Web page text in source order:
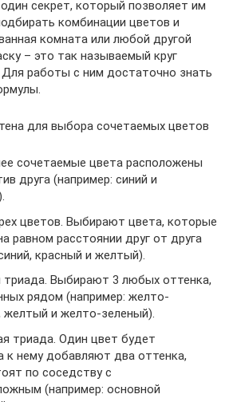
секрет, который позволяет им
комбинации цветов и
комната или любой другой
– это так называемый круг
работы с ним достаточно знать
для выбора сочетаемых цветов
сочетаемые цвета расположены
друга (например: синий и
цветов. Выбирают цвета, которые
равном расстоянии друг от друга
красный и желтый).
триада. Выбирают 3 любых оттенка,
рядом (например: желто-
желтый и желто-зеленый).
триада. Один цвет будет
к нему добавляют два оттенка,
по соседству с
(например: основной